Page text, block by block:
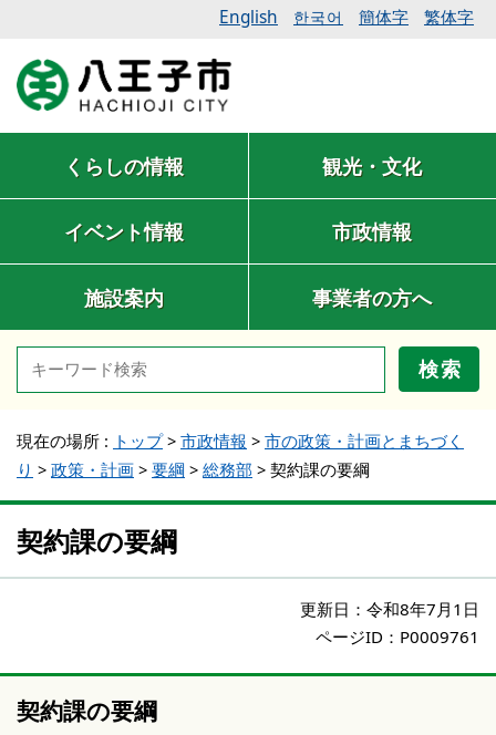
English 한국어 簡体字 繁体字
くらしの情報 観光・文化
イベント情報 市政情報
施設案内 事業者の方へ
検索
現在の場所 : トップ> 市政情報 > 市の政策・計画とまちづく
り > 政策・計画 > 要綱 > 総務部 > 契約課の要綱
契約課の要綱
更新日： 令和8年7月1日
ページID：P0009761
契約課の要綱